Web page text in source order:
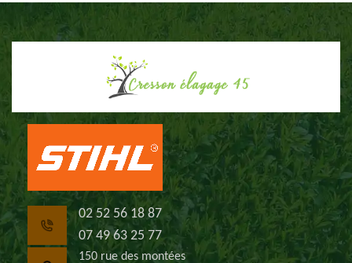
02 52 56 18 87
07 49 63 25 77
150 rue des montées